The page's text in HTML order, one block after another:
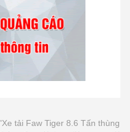
tải Faw Tiger 8.6 Tấn thùng